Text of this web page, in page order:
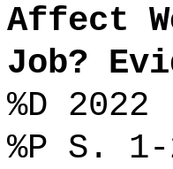
Affect
Job?
%D 2022
%P S. 1-